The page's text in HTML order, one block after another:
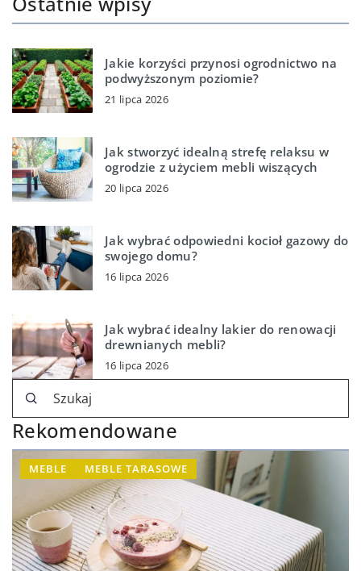
Jakie korzyści przynosi ogrodnictwo na
podwyższonym poziomie?
21 lipca 2026
Jak stworzyć idealną strefę relaksu w
ogrodzie z użyciem mebli wiszących
20 lipca 2026
Jak wybrać odpowiedni kocioł gazowy do
swojego domu?
16 lipca 2026
Jak wybrać idealny lakier do renowacji
drewnianych mebli?
16 lipca 2026
Rekomendowane
MEBLE MEBLE TARASOWE